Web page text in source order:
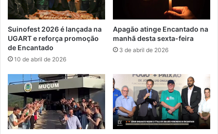
Suinofest 2026 é lançada na
UGART e reforça promoção
de Encantado
10 de abril de 2026
Apagão atinge Encantado na
manhã desta sexta-feira
3 de abril de 2026